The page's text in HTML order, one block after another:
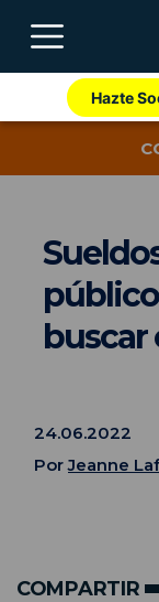
Hazte
buscar
24.06.2022
PorJeanne
COMPARTIR